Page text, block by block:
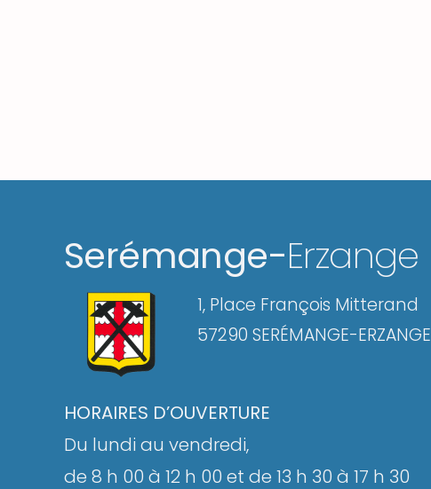
Serémange-Erzange
1, Place François Mitterand
57290 SERÉMANGE-ERZANGE
HORAIRES D’OUVERTURE
Du lundi au vendredi,
de 8 h 00 à 12 h 00 et de 13 h 30 à 17 h 30